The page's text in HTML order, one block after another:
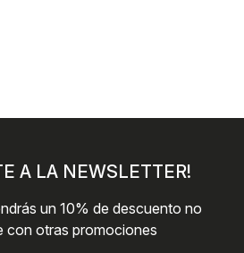
A LA NEWSLETTER!
un 10% de descuento no
con otras promociones